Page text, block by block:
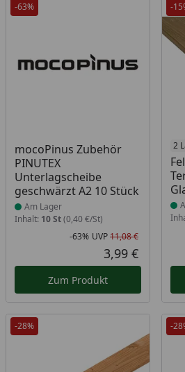
-63%
mocoPinus Zubehör
PINUTEX
Unterlagscheibe
geschwärzt A2 10 Stück
Produkt am Lager
Am Lager
Inhalt: 10 St(0,40 €/St)
Rabatt in
-63% UVP11,08 €
Aktueller
3,99 €
Zum Produkt
-
2
-28% -